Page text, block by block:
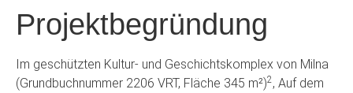
Projektbegründung
Im geschützten Kultur- und Geschichtskomplex von Milna
(Grundbuchnummer 2206 VRT, Fläche 345 m²)2 , Auf dem